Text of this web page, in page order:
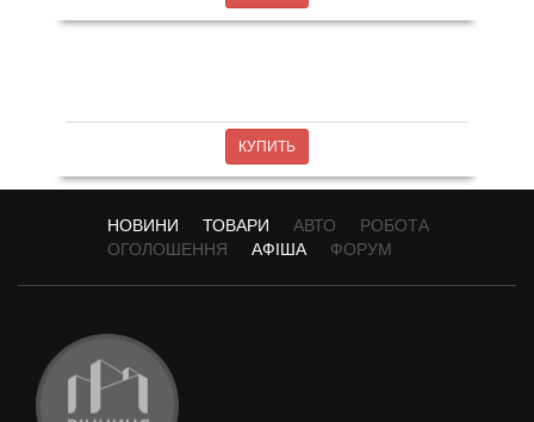
КУПИТЬ
НОВИНИ ТОВАРИ АВТО
РОБОТА
ОГОЛОШЕННЯ
АФІША ФОРУМ